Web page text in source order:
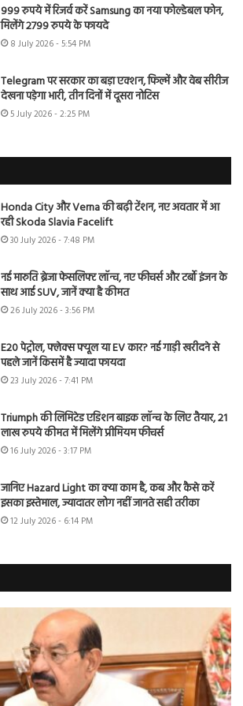
999 रुपये में रिजर्व करें Samsung का नया फोल्डेबल फोन,
मिलेंगे 2799 रुपये के फायदे
8 July 2026 - 5:54 PM
Telegram पर सरकार का बड़ा एक्शन, फिल्में और वेब सीरीज
देखना पड़ेगा भारी, तीन दिनों में दूसरा नोटिस
5 July 2026 - 2:25 PM
Honda City और Verna की बढ़ी टेंशन, नए अवतार में आ
रही Skoda Slavia Facelift
30 July 2026 - 7:48 PM
नई मारुति ब्रेजा फेसलिफ्ट लॉन्च, नए फीचर्स और टर्बो इंजन के
साथ आई SUV, जानें क्या है कीमत
26 July 2026 - 3:56 PM
E20 पेट्रोल, फ्लेक्स फ्यूल या EV कार? नई गाड़ी खरीदने से
पहले जानें किसमें है ज्यादा फायदा
23 July 2026 - 7:41 PM
Triumph की लिमिटेड एडिशन बाइक लॉन्च के लिए तैयार, 21
लाख रुपये कीमत में मिलेंगे प्रीमियम फीचर्स
16 July 2026 - 3:17 PM
जानिए Hazard Light का क्या काम है, कब और कैसे करें
इसका इस्तेमाल, ज्यादातर लोग नहीं जानते सही तरीका
12 July 2026 - 6:14 PM